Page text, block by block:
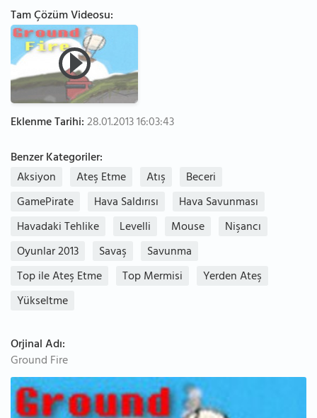
Tam Çözüm Videosu:
Eklenme Tarihi:28.01.2013 16:03:43
Benzer Kategoriler:
Aksiyon
Ateş Etme Atış
Beceri
GamePirate
Hava Saldırısı
Hava Savunması
Havadaki Tehlike
Levelli Mouse
Nişancı
Oyunlar 2013
Savaş
Savunma
Top ile Ateş Etme
Top Mermisi
Yerden Ateş
Yükseltme
Orjinal Adı:
Ground Fire